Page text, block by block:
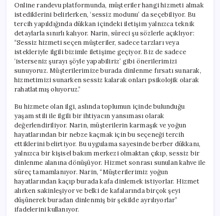
Online randevu platformunda, müşteriler hangi hizmeti almak
istediklerini belirlerken, ‘sessiz modunu’ da seçebiliyor. Bu
tercih yapıldığında dükkan içindeki iletişim yalnızca teknik
detaylarla sınırlı kalıyor. Narin, süreci şu sözlerle açıklıyor:
“Sessiz hizmeti seçen müşteriler, sadece tarzları veya
istekleriyle ilgili bizimle iletişime geçiyor. Biz de sadece
‘isterseniz şurayı şöyle yapabiliriz’ gibi önerilerimizi
sunuyoruz. Müşterilerimize burada dinlenme fırsatı sunarak,
hizmetimizi sunarken sessiz kalarak onları psikolojik olarak
rahatlatmış oluyoruz.”
Bu hizmete olan ilgi, aslında toplumun içinde bulunduğu
yaşam stili ile ilgili bir ihtiyacın yansıması olarak
değerlendiriliyor. Narin, müşterilerin karmaşık ve yoğun
hayatlarından bir nebze kaçmak için bu seçeneği tercih
ettiklerini belirtiyor. Bu uygulama sayesinde berber dükkanı,
yalnızca bir kişisel bakım merkezi olmaktan çıkıp, sessiz bir
dinlenme alanına dönüşüyor. Hizmet sonrası sunulan kahve ile
süreç tamamlanıyor. Narin, “Müşterilerimiz yoğun
hayatlarından kaçıp burada kafa dinlemek istiyorlar. Hizmet
alırken sakinleşiyor ve belki de kafalarında birçok şeyi
düşünerek buradan dinlenmiş bir şekilde ayrılıyorlar”
ifadelerini kullanıyor.